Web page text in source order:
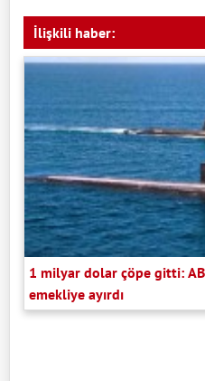
İlişkili haber:
1 milyar dolar çöpe gitti:
emekliye ayırdı